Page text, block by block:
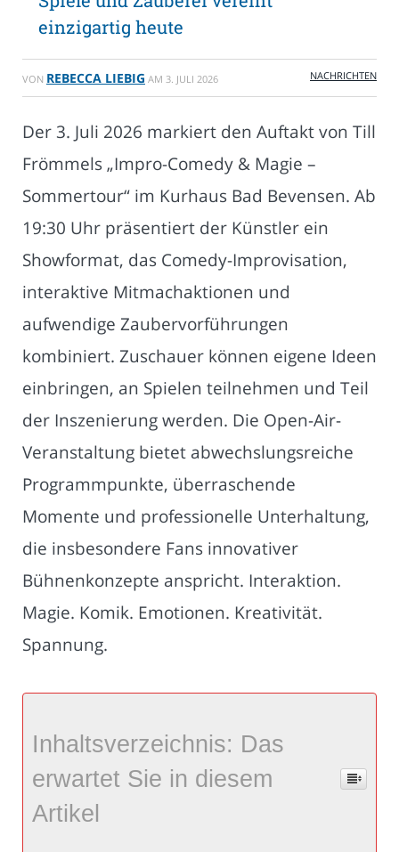
einzigartig heute
VON REBECCA LIEBIG AM 3. JULI 2026 NACHRICHTEN
Der 3. Juli 2026 markiert den Auftakt von Till
Frömmels „Impro-Comedy & Magie –
Sommertour“ im Kurhaus Bad Bevensen. Ab
19:30 Uhr präsentiert der Künstler ein
Showformat, das Comedy-Improvisation,
interaktive Mitmachaktionen und
aufwendige Zaubervorführungen
kombiniert. Zuschauer können eigene Ideen
einbringen, an Spielen teilnehmen und Teil
der Inszenierung werden. Die Open-Air-
Veranstaltung bietet abwechslungsreiche
Programmpunkte, überraschende
Momente und professionelle Unterhaltung,
die insbesondere Fans innovativer
Bühnenkonzepte anspricht. Interaktion.
Magie. Komik. Emotionen. Kreativität.
Spannung.
Inhaltsverzeichnis: Das
erwartet Sie in diesem
Artikel